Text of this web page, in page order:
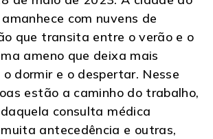
com nuvens de
que transita entre o verão e o
ameno que deixa mais
dormir e o despertar. Nesse
estão a caminho do trabalho,
consulta médica
antecedência e outras,